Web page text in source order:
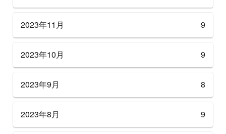
2023年11月 9
2023年10月 9
2023年9月 8
2023年8月 9